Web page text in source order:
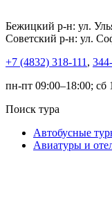
Бежицкий р-н: ул.
Советский р-н: ул.
+7 (4832) 318-111 ,
пн-пт 09:00–18:00; сб
Поиск тура
Автобусные
Авиатуры и